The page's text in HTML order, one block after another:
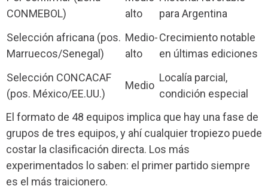
CONMEBOL)
alto
para Argentina
Selección africana (pos.
Marruecos/Senegal)
Medio-
alto
Crecimiento notable
en últimas ediciones
Selección CONCACAF
(pos. México/EE.UU.)
Medio
Localía parcial,
condición especial
El formato de 48 equipos implica que hay una fase de
grupos de tres equipos, y ahí cualquier tropiezo puede
costar la clasificación directa. Los más
experimentados lo saben: el primer partido siempre
es el más traicionero.